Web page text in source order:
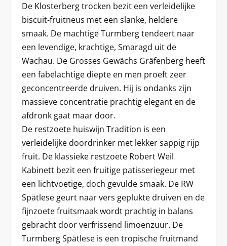
De Klosterberg trocken bezit een verleidelijke
biscuit-fruitneus met een slanke, heldere
smaak. De machtige Turmberg tendeert naar
een levendige, krachtige, Smaragd uit de
Wachau. De Grosses Gewächs Gräfenberg heeft
een fabelachtige diepte en men proeft zeer
geconcentreerde druiven. Hij is ondanks zijn
massieve concentratie prachtig elegant en de
afdronk gaat maar door.
De restzoete huiswijn Tradition is een
verleidelijke doordrinker met lekker sappig rijp
fruit. De klassieke restzoete Robert Weil
Kabinett bezit een fruitige patisseriegeur met
een lichtvoetige, doch gevulde smaak. De RW
Spätlese geurt naar vers geplukte druiven en de
fijnzoete fruitsmaak wordt prachtig in balans
gebracht door verfrissend limoenzuur. De
Turmberg Spätlese is een tropische fruitmand